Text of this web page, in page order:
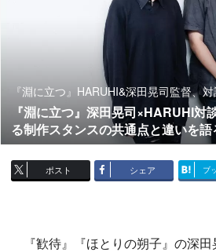
『淵に立つ』HARUHI&深田晃司監督、
『淵に立つ』深田晃司×HARUHI
る制作スタンスの共通点と違いを語
ポスト シェア ブ
『歓待』『ほとりの朔子』の深